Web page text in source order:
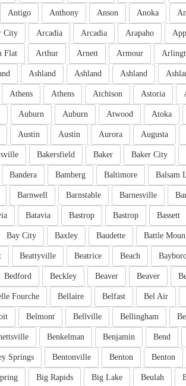
Anoka
Anson
Anthony
Antigo
Arapaho
Arcadia
Arcadia
City
Armour
Arnett
Arthur
Flat
Ashland
Ashland
Ashland
Astoria
Atchison
Athens
Athens
Atoka
Atwood
Auburn
Auburn
Augusta
Aurora
Austin
Austin
Baker City
Baker
Bakersfield
Balsam
Baltimore
Bamberg
Bandera
Barnesville
Barnstable
Barnwell
Bassett
Bastrop
Bastrop
Batavia
Battle
Baudette
Baxley
Bay City
Beach
Beatrice
Beattyville
Beaver
Beaver
Beckley
Bedford
Bel Air
Belfast
Bellaire
Fourche
Bellingham
Bellville
Belmont
Bend
Benjamin
Benkelman
Benton
Benton
Bentonville
Springs
Beulah
Big Lake
Big Rapids